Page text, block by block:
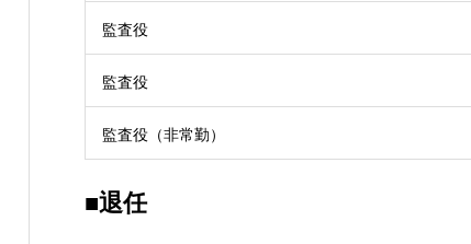
監査役
監査役
監査役（非常勤）
■退任